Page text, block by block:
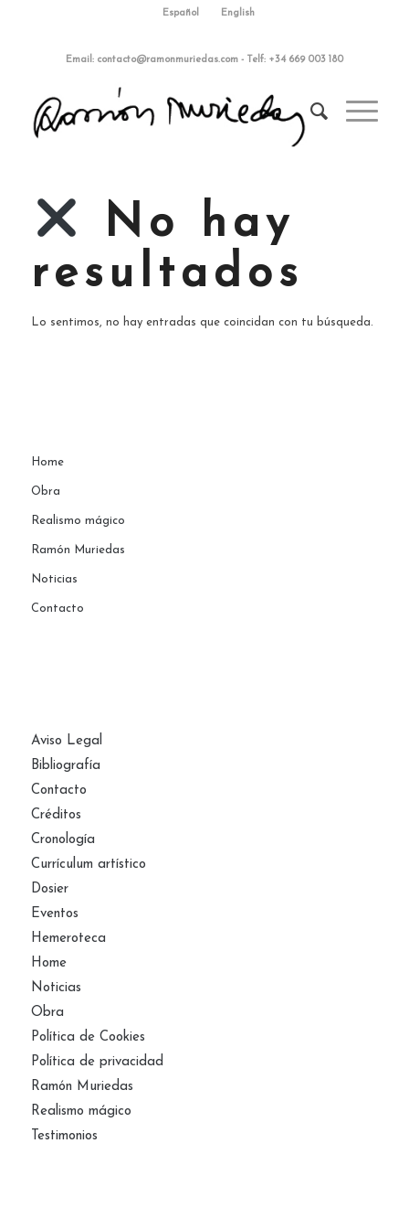
Español English
Email: contacto@ramonmuriedas.com- Telf: +34 669 003 180
No hay
resultados
Lo sentimos, no hay entradas que coincidan con tu búsqueda.
Home
Obra
Realismo mágico
Ramón Muriedas
Noticias
Contacto
Aviso Legal
Bibliografía
Contacto
Créditos
Cronología
Currículum artístico
Dosier
Eventos
Hemeroteca
Home
Noticias
Obra
Política de Cookies
Política de privacidad
Ramón Muriedas
Realismo mágico
Testimonios